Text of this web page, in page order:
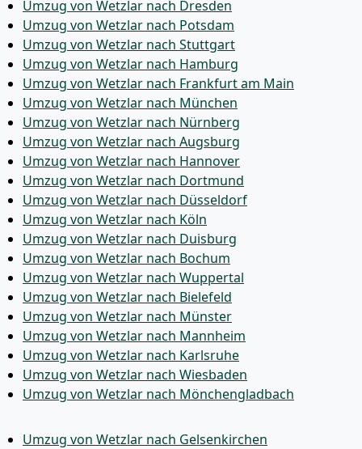
Umzug von Wetzlar nach Dresden
Umzug von Wetzlar nach Potsdam
Umzug von Wetzlar nach Stuttgart
Umzug von Wetzlar nach Hamburg
Umzug von Wetzlar nach Frankfurt am Main
Umzug von Wetzlar nach München
Umzug von Wetzlar nach Nürnberg
Umzug von Wetzlar nach Augsburg
Umzug von Wetzlar nach Hannover
Umzug von Wetzlar nach Dortmund
Umzug von Wetzlar nach Düsseldorf
Umzug von Wetzlar nach Köln
Umzug von Wetzlar nach Duisburg
Umzug von Wetzlar nach Bochum
Umzug von Wetzlar nach Wuppertal
Umzug von Wetzlar nach Bielefeld
Umzug von Wetzlar nach Münster
Umzug von Wetzlar nach Mannheim
Umzug von Wetzlar nach Karlsruhe
Umzug von Wetzlar nach Wiesbaden
Umzug von Wetzlar nach Mönchen­gladbach
Umzug von Wetzlar nach Gelsenkirchen